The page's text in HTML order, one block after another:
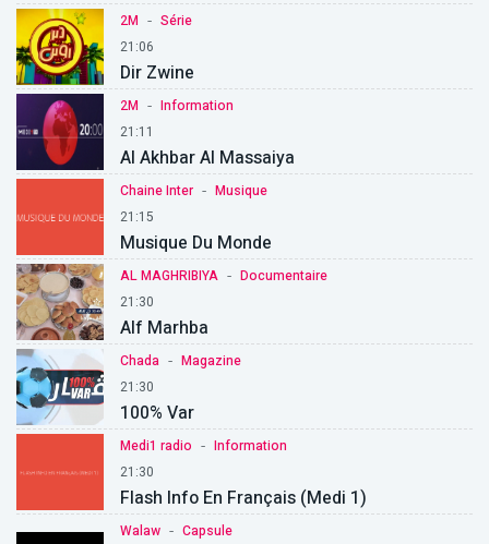
2M - Série
21:06
Dir Zwine
2M - Information
21:11
Al Akhbar Al Massaiya
Chaine Inter - Musique
21:15
Musique Du Monde
AL MAGHRIBIYA - Documentaire
21:30
Alf Marhba
Chada - Magazine
21:30
100% Var
Medi1 radio - Information
21:30
Flash Info En Français (Medi 1)
Walaw - Capsule